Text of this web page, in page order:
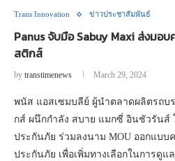
Trans Innovation ข่าวประชาสัมพันธ์
Panus จับมือ Sabuy Maxi ส่งมอ
สติกส์
by transtimenews March 29, 2024
พนัส แอสเซมบลีย์ ผู้นำตลาดผลิตรถบ
กส์ ผนึกกำลัง สบาย แมกซี่ อินชัวรันส์
ประกันภัย ร่วมลงนาม MOU ออกแบบ
ประกันภัย เพื่อเพิ่มทางเลือกในการดู